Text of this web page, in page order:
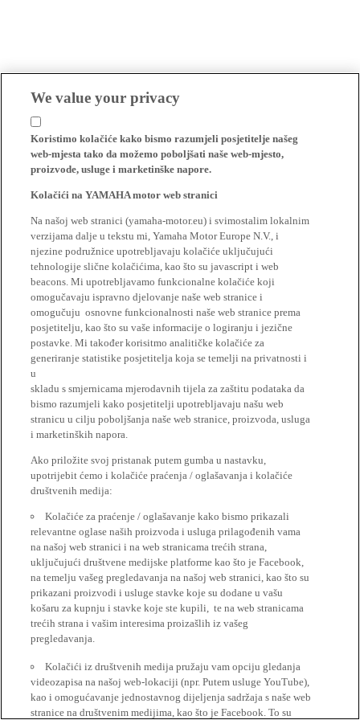
We value your privacy
Koristimo kolačiće kako bismo razumjeli posjetitelje našeg
web-mjesta tako da možemo poboljšati naše web-mjesto,
proizvode, usluge i marketinške napore.
Kolačići na YAMAHA motor web stranici
Na našoj web stranici (yamaha-motor.eu) i svimostalim lokalnim
verzijama dalje u tekstu mi, Yamaha Motor Europe N.V., i
njezine podružnice upotrebljavaju kolačiće uključujući
tehnologije slične kolačićima, kao što su javascript i web
beacons. Mi upotrebljavamo funkcionalne kolačiće koji
omogučavaju ispravno djelovanje naše web stranice i
omogučuju osnovne funkcionalnosti naše web stranice prema
posjetitelju, kao što su vaše informacije o logiranju i jezične
postavke. Mi također korisitmo analitičke kolačiće za
generiranje statistike posjetitelja koja se temelji na privatnosti i
u
skladu s smjernicama mjerodavnih tijela za zaštitu podataka da
bismo razumjeli kako posjetitelji upotrebljavaju našu web
stranicu u cilju poboljšanja naše web stranice, proizvoda, usluga
i marketinških napora.
Ako priložite svoj pristanak putem gumba u nastavku,
upotrijebit ćemo i kolačiće praćenja / oglašavanja i kolačiće
društvenih medija:
Kolačiće za praćenje / oglašavanje kako bismo prikazali
relevantne oglase naših proizvoda i usluga prilagođenih vama
na našoj web stranici i na web stranicama trećih strana,
uključujući društvene medijske platforme kao što je Facebook,
na temelju vašeg pregledavanja na našoj web stranici, kao što su
prikazani proizvodi i usluge stavke koje su dodane u vašu
košaru za kupnju i stavke koje ste kupili, te na web stranicama
trećih strana i vašim interesima proizašlih iz vašeg
pregledavanja.
Kolačići iz društvenih medija pružaju vam opciju gledanja
videozapisa na našoj web-lokaciji (npr. Putem usluge YouTube),
kao i omogućavanje jednostavnog dijeljenja sadržaja s naše web
stranice na društvenim medijima, kao što je Facebook. To su